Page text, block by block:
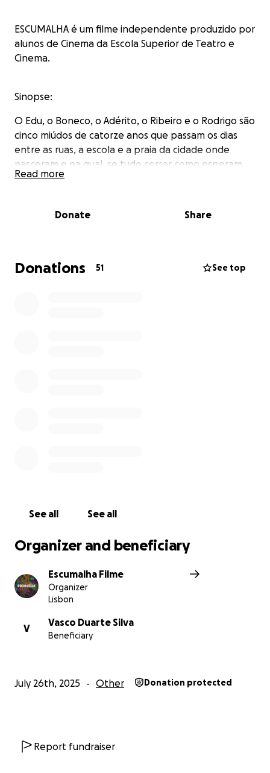
ESCUMALHA é um filme independente produzido por
alunos de Cinema da Escola Superior de Teatro e
Cinema.
Sinopse:
O Edu, o Boneco, o Adérito, o Ribeiro e o Rodrigo são
cinco miúdos de catorze anos que passam os dias
entre as ruas, a escola e a praia da cidade onde
nasceram e na qual, se tudo correr como esperam,
hão de morrer.
"ESCUMALHA" é uma curta-metragem independente
parece ser um entre muitos.
de imagem.
2500€ - Cachê (Simbólico) aos jovens atores.
Read more
Donate Share
Donations 51 See top
See all See all
Organizer and beneficiary
Escumalha Filme
Organizer
Lisbon
V
Vasco Duarte Silva
Beneficiary
July 26th, 2025 Other Donation protected
Report fundraiser